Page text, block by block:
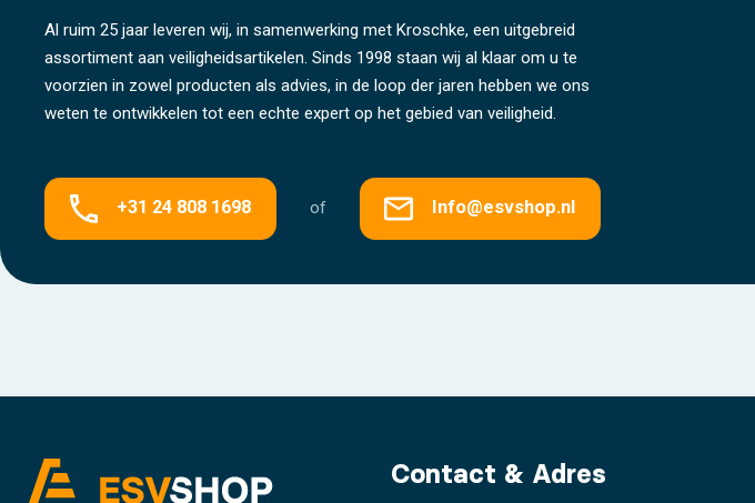
Al ruim 25 jaar leveren wij, in samenwerking met Kroschke, een uitgebreid
assortiment aan veiligheidsartikelen. Sinds 1998 staan wij al klaar om u te
voorzien in zowel producten als advies, in de loop der jaren hebben we ons
weten te ontwikkelen tot een echte expert op het gebied van veiligheid.
+31 24 808 1698 of Info@esvshop.nl
Contact & Adres